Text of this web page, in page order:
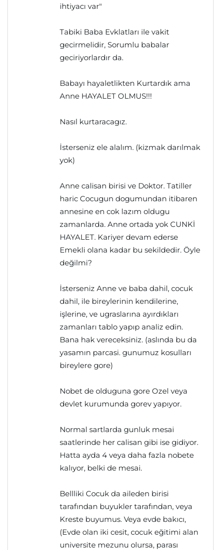
ihtiyacı var"
Tabiki Baba Evklatları ile vakit
gecirmelidir, Sorumlu babalar
geciriyorlardır da.
Babayı hayaletlikten Kurtardık ama
Anne HAYALET OLMUS!!!
Nasıl kurtaracagız.
İsterseniz ele alalım. (kizmak darılmak
yok)
Anne calisan birisi ve Doktor. Tatiller
haric Cocugun dogumundan itibaren
annesine en cok lazım oldugu
zamanlarda. Anne ortada yok CUNKİ
HAYALET. Kariyer devam ederse
Emekli olana kadar bu sekildedir. Öyle
değilmi?
İsterseniz Anne ve baba dahil, cocuk
dahil, ile bireylerinin kendilerine,
işlerine, ve ugraslarına ayırdıkları
zamanları tablo yapıp analiz edin.
Bana hak vereceksiniz. (aslında bu da
yasamın parcasi. gunumuz kosulları
bireylere gore)
Nobet de olduguna gore Ozel veya
devlet kurumunda gorev yapıyor.
Normal sartlarda gunluk mesai
saatlerinde her calisan gibi ise gidiyor.
Hatta ayda 4 veya daha fazla nobete
kalıyor, belki de mesai.
Bellliki Cocuk da aileden birisi
tarafından buyukler tarafından, veya
Kreste buyumus. Veya evde bakıcı,
(Evde olan iki cesit, cocuk eğitimi alan
universite mezunu olursa, parası